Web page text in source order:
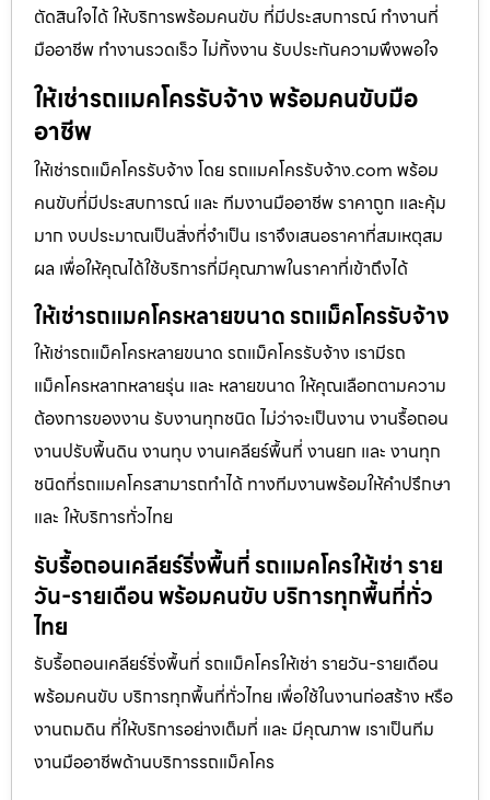
ตัดสินใจได้ ให้บริการพร้อมคนขับ ที่มีประสบการณ์ ทำงานที่
มืออาชีพ ทำงานรวดเร็ว ไม่ทิ้งงาน รับประกันความพึงพอใจ
ให้เช่ารถแมคโครรับจ้าง พร้อมคนขับมือ
อาชีพ
ให้เช่ารถแม็คโครรับจ้าง โดย รถแมคโครรับจ้าง.com พร้อม
คนขับที่มีประสบการณ์ และ ทีมงานมืออาชีพ ราคาถูก และคุ้ม
มาก งบประมาณเป็นสิ่งที่จำเป็น เราจึงเสนอราคาที่สมเหตุสม
ผล เพื่อให้คุณได้ใช้บริการที่มีคุณภาพในราคาที่เข้าถึงได้
ให้เช่ารถแมคโครหลายขนาด รถแม็คโครรับจ้าง
ให้เช่ารถแม็คโครหลายขนาด รถแม็คโครรับจ้าง เรามีรถ
แม็คโครหลากหลายรุ่น และ หลายขนาด ให้คุณเลือกตามความ
ต้องการของงาน รับงานทุกชนิด ไม่ว่าจะเป็นงาน งานรื้อถอน
งานปรับพื้นดิน งานทุบ งานเคลียร์พื้นที่ งานยก และ งานทุก
ชนิดที่รถแมคโครสามารถทำได้ ทางทีมงานพร้อมให้คำปรึกษา
และ ให้บริการทั่วไทย
รับรื้อถอนเคลียร์ริ่งพื้นที่ รถแมคโครให้เช่า ราย
วัน-รายเดือน พร้อมคนขับ บริการทุกพื้นที่ทั่ว
ไทย
รับรื้อถอนเคลียร์ริ่งพื้นที่ รถแม็คโครให้เช่า รายวัน-รายเดือน
พร้อมคนขับ บริการทุกพื้นที่ทั่วไทย เพื่อใช้ในงานก่อสร้าง หรือ
งานถมดิน ที่ให้บริการอย่างเต็มที่ และ มีคุณภาพ เราเป็นทีม
งานมืออาชีพด้านบริการรถแม็คโคร